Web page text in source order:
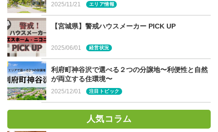
ん中に屋根付きの大きなテラスを設けました。大型犬を2
匹飼っているご家族で、お庭で愛犬を遊ばせたり、休日は
外で焼き肉や、時には友人を招いてBBQも楽しんでいるそ
うです。
キッチンからテラスへのスムーズな動線もポイントで、
BBQをする際も食材を運んだり、片付けするのも楽とのこ
と。お庭に設けたペット用水栓、リードフックなど、ライ
2025/11/21 エリア情報
【宮城県】警戒ハウスメーカー PICK UP
2025/06/01 経営状況
利府町神谷沢で選べる２つの分譲地〜利便性と自然
が両立する住環境〜
2025/12/01 注目トピック
人気コラム